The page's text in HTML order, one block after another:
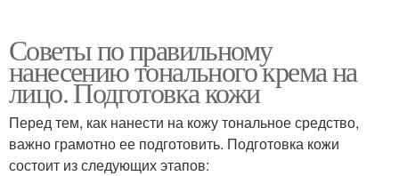
Советы по правильному
нанесению тонального крема на
лицо. Подготовка кожи
Перед тем, как нанести на кожу тональное средство,
важно грамотно ее подготовить. Подготовка кожи
состоит из следующих этапов: